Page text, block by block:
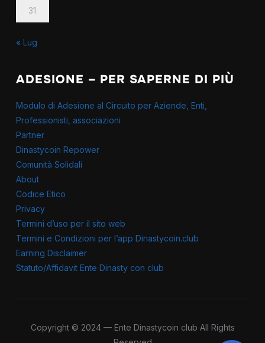
31
« Lug
ADESIONE – PER SAPERNE DI PIÙ
Modulo di Adesione al Circuito per Aziende, Enti,
Professionisti, associazioni
Partner
Dinastycoin Repower
Comunità Solidali
About
Codice Etico
Privacy
Termini d’uso per il sito web
Termini e Condizioni per l’app Dinastycoin.club
Earning Disclaimer
Statuto/Affidavit Ente Dinasty con club
Copyright © 2024 — Ente Dinastycoin club All Rights